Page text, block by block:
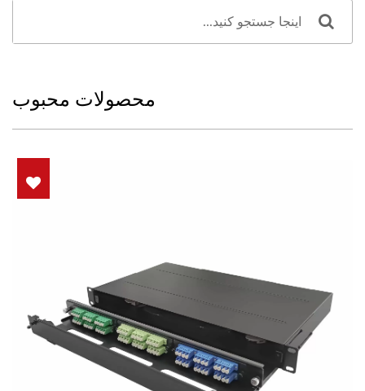
محصولات محبوب